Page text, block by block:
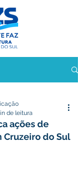
ações de
Cruzeiro do Sul
de leitura